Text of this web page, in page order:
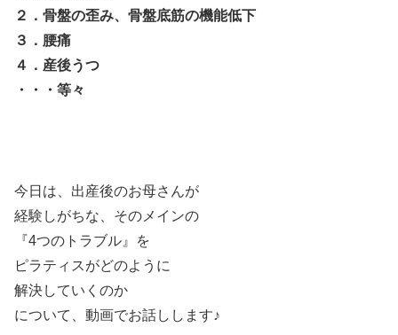
２．骨盤の歪み、骨盤底筋の機能低下
３．腰痛
４．産後うつ
・・・等々
今日は、出産後のお母さんが
経験しがちな、そのメインの
『4つのトラブル』を
ピラティスがどのように
解決していくのか
について、動画でお話しします♪